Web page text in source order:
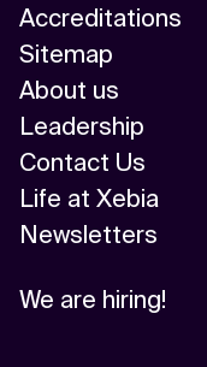
Accreditations
Sitemap
About us
Leadership
Contact Us
Life at Xebia
Newsletters
We are hiring!